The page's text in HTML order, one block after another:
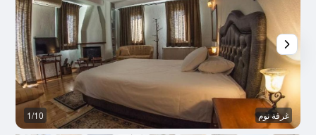
غرفة نوم 1/10